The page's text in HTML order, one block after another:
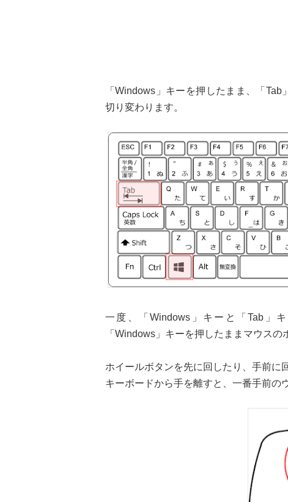
「Windows」キーを押したまま、「
切り変わります。
一度、「Windows」キーと「Tab」
「Windows」キーを押したままマウスの
ホイールボタンを先に回したり、手前に
キーボードから手を離すと、一番手前の